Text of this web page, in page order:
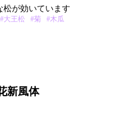
松が効いています
#大王松 #菊 #木瓜
新風体